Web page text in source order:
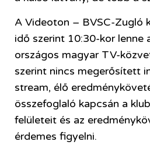
A Videoton – BVSC-Zugló
idő szerint 10:30-kor lenne
országos magyar TV-
szerint nincs megerősített
stream, élő
összefoglaló kapcsán a
felületeit és az
érdemes figyelni.